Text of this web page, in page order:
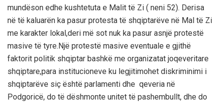
mundëson edhe kushtetuta e Malit të Zi ( neni 52). Derisa
në të kaluarën ka pasur protesta të shqiptarëve në Mal të Zi
me karakter lokal,deri më sot nuk ka pasur asnjë protestë
masive të tyre.Një protestë masive eventuale e gjithë
faktorit politik shqiptar bashkë me organizatat joqeveritare
shqiptare,para institucioneve ku legjitimohet diskriminimi i
shqiptarëve siç është parlamenti dhe qeveria në
Podgoricë, do të dëshmonte unitet të pashembullt, dhe do